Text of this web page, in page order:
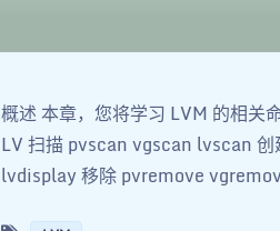
概述 本章，您将学习 LVM 的相关
LV 扫描 pvscan vgscan lvscan
lvdisplay 移除 pvremove